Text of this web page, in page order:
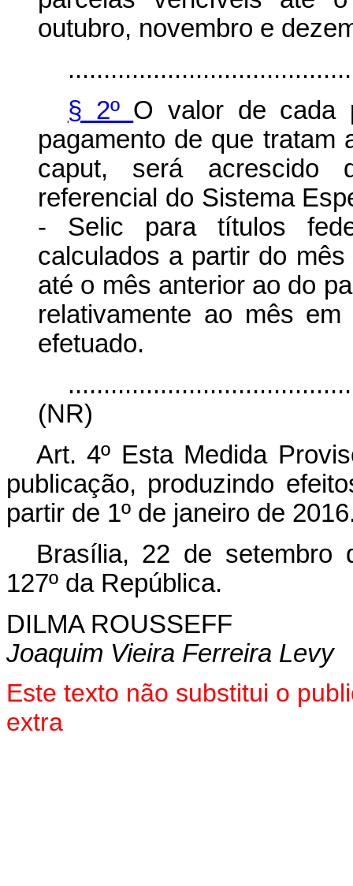
outubro, novembro e
§ 2º O valor de cada
pagamento de que
caput, será acrescido
referencial do Sistema
- Selic para títulos
calculados a partir do
até o mês anterior ao do
relativamente ao mês
efetuado.
(NR)
Art. 4º Esta Medida
publicação, produzindo
partir de 1º de janeiro de
Brasília, 22 de setembro
127º da República.
DILMA ROUSSEFF
Joaquim Vieira Ferreira Levy
Este texto não substitui o
extra